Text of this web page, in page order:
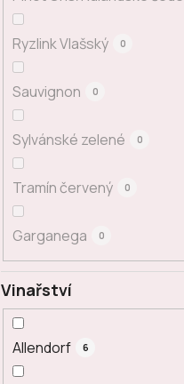
Ryzlink Vlašský 0
Sauvignon 0
Sylvánské zelené 0
Tramín červený 0
Garganega 0
Vinařství
Allendorf 6